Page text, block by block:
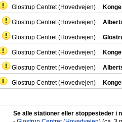
Glostrup Centret (Hovedvejen)
Glostrup Centret (Hovedvejen)
Glostrup Centret (Hovedvejen)
Glostrup Centret (Hovedvejen)
Glostrup Centret (Hovedvejen)
Glostrup Centret (Hovedvejen)
Se alle stationer eller stoppesteder i